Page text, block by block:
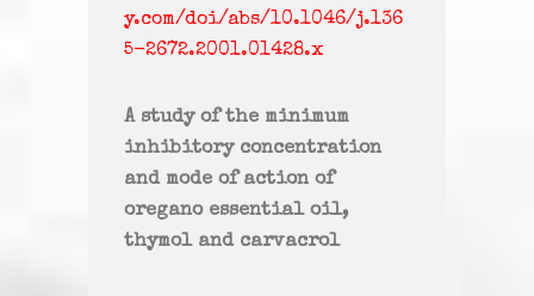
y.com/doi/abs/10.1046/j.136
5-2672.2001.01428.x
A study of the minimum
inhibitory concentration
and mode of action of
oregano essential oil,
thymol and carvacrol